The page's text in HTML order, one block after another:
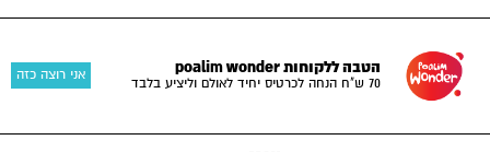
הטבה ללקוחות poalim wonder
70 ש"ח הנחה לכרטיס יחיד לאולם וליציע בלבד
אני רוצה כזה